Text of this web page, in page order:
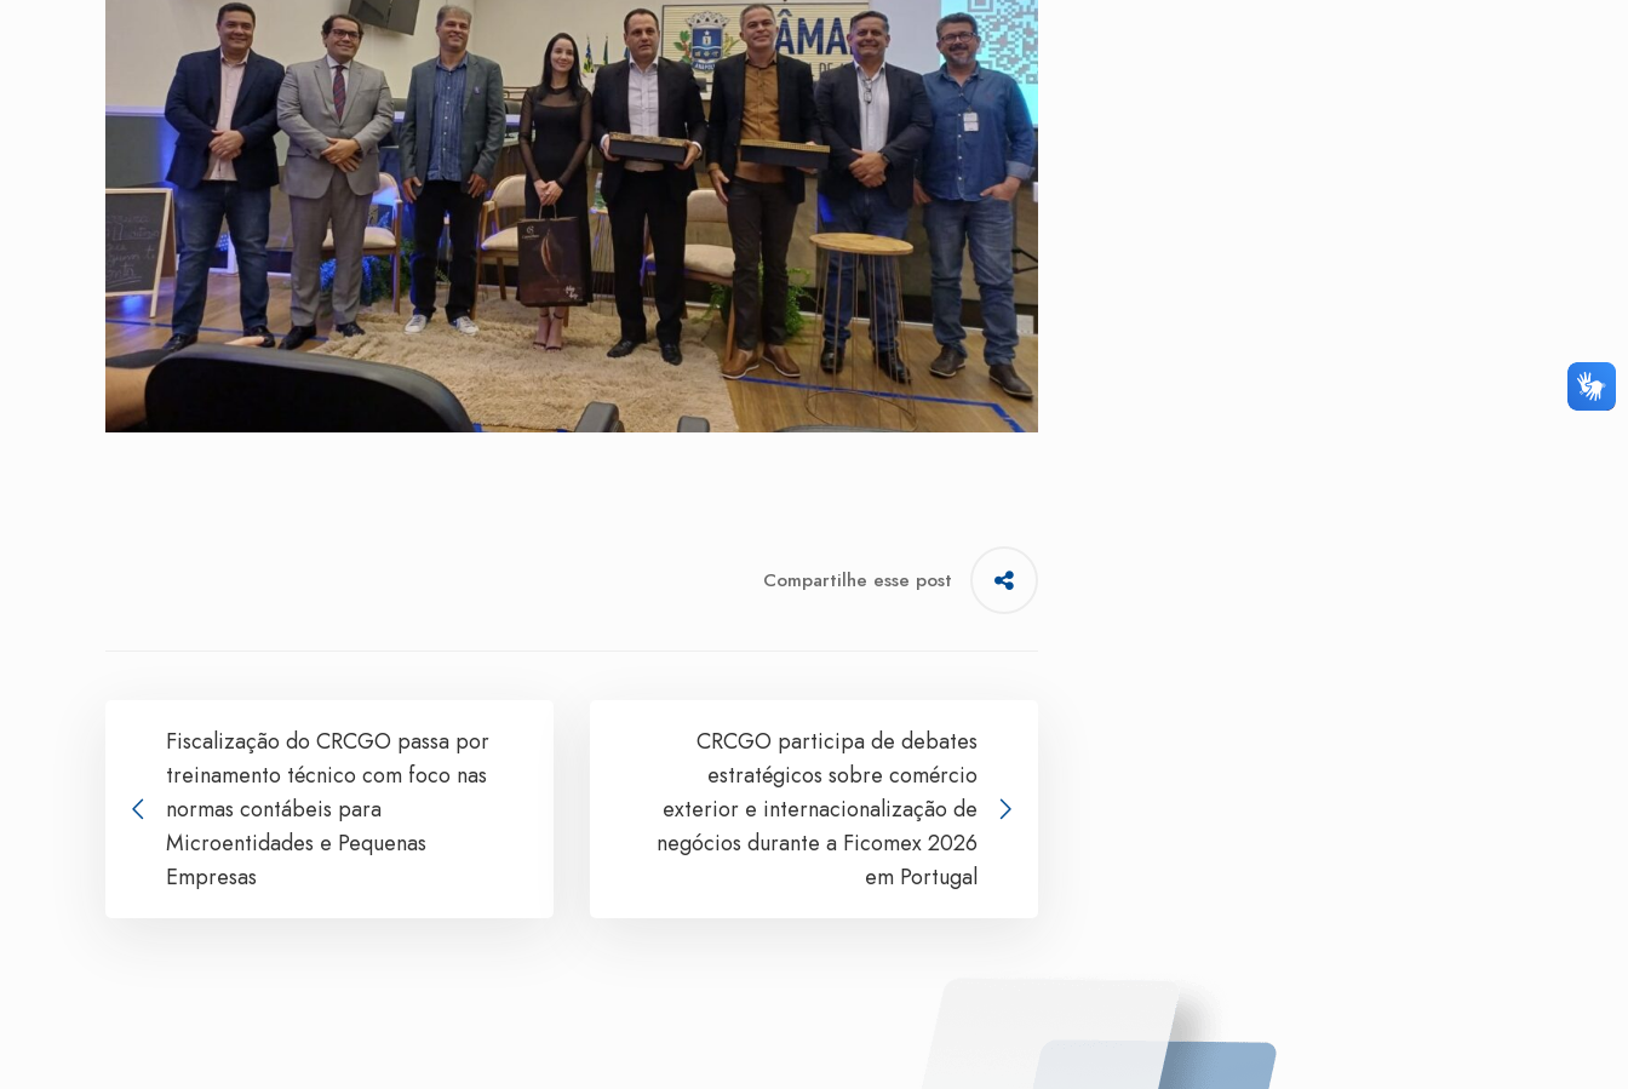
Compartilhe esse post
Fiscalização do CRCGO passa por
treinamento técnico com foco nas
normas contábeis para
Microentidades e Pequenas
Empresas
CRCGO participa de debates
estratégicos sobre comércio
exterior e internacionalização de
negócios durante a Ficomex 2026
em Portugal